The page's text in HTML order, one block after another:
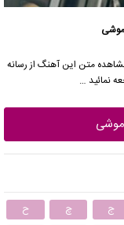
آهنگ فراموشی از مهرزاد با کیفیت ۱۲۸ و ۳۲۰ و مشاهده متن این آهنگ از رسانه
نمائید …
ج چ
ح